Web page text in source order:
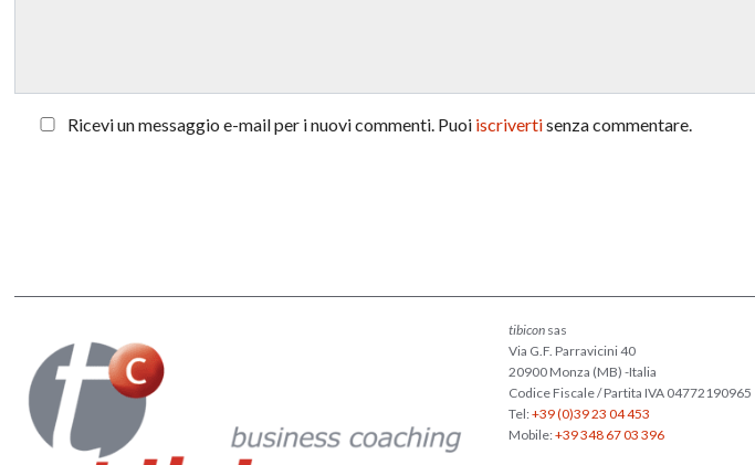
Ricevi un messaggio e-mail per i nuovi commenti. Puoi iscrivertisenza commentare.
tibiconsas
Via G.F. Parravicini 40
20900 Monza (MB) -Italia
Codice Fiscale / Partita IVA 04772190965
Tel:+39 (0)39 23 04 453
Mobile:+39 348 67 03 396